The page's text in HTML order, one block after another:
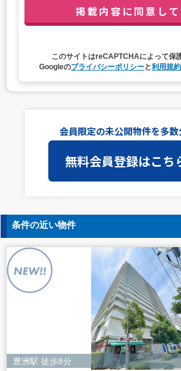
連絡先：privacy@balleggs.co.jp
（1）お問い合わせ対応（本人への連絡
4. 個人情報取扱いの委託
当社は事業運営上、前項利用目的の範囲
を外部に委託することがあります。この
護水準の高い委託先を選定し、個人情報
保持についての契約を交わし、適切な管
5. 個人情報の開示等の請求
ご本人様は、当社に対してご自身の個人
用目的の通知、開示、内容の訂正・追加
止または消去、第三者への提供の停止）
当社問合わせ窓口に申し出ることができ
社はお客様ご本人を確認させていただい
な間内に対応いたします。
【お問合せ窓口】
株式会社バレッグス 個人情報問合せ窓
住所 東京都目黒区鷹番2-5-21
電話 03-3794-1115
お問合せメールアドレス
受付時間：平日10：30～17：00 ※弊社
このサイトはreCAPTCHAによって保
Googleのプライバシーポリシーと利用規約
会員限定の未公開物件を多数
無料会員登録はこち
条件の近い物件
豊洲駅 徒歩8分